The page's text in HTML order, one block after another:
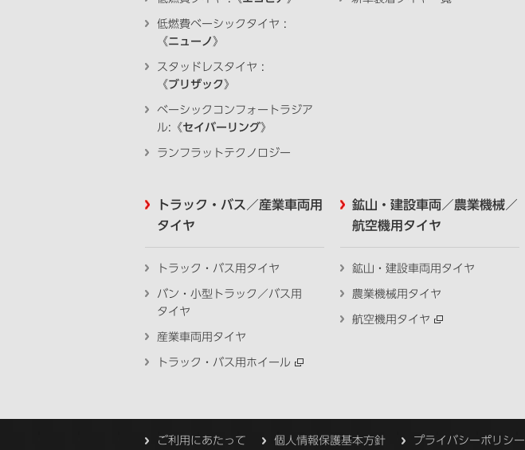
低燃費ベーシックタイヤ :
《ニューノ 》
スタッドレスタイヤ :
《ブリザック 》
ベーシックコンフォートラジア
ル:《セイバーリング》
ランフラットテクノロジー
トラック・バス／産業車両用
タイヤ
トラック・バス用タイヤ
バン・小型トラック／バス用
タイヤ
産業車両用タイヤ
トラック・バス用ホイール
鉱山・建設車両／農業機械／
航空機用タイヤ
鉱山・建設車両用タイヤ
農業機械用タイヤ
航空機用タイヤ
ご利用にあたって 個人情報保護基本方針 プライバシーポリシー